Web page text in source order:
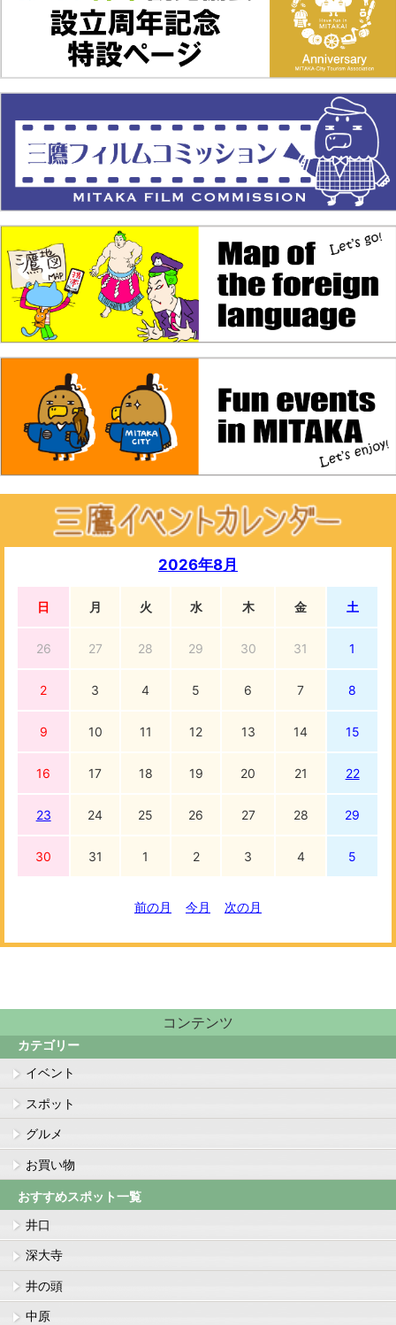
2026年8月
日 月 火 水 木 金 土
26 27 28 29 30 31 1
2 3 4 5 6 7 8
9 10 11 12 13 14 15
16 17 18 19 20 21 22
23 24 25 26 27 28 29
30 31 1 2 3 4 5
前の月 今月 次の月
コンテンツ
カテゴリー
イベント
スポット
グルメ
お買い物
おすすめスポット一覧
井口
深大寺
井の頭
中原